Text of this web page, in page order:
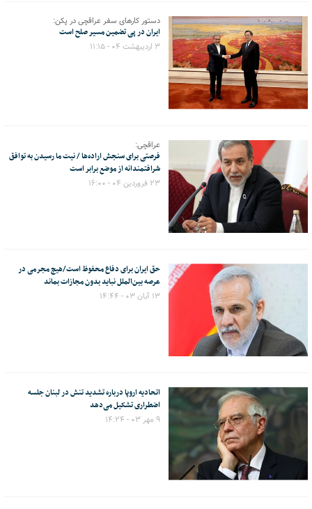
دستور کارهای سفر عراقچی در پکن:
ایران در پی تضمین مسیر صلح است
۳ اردیبهشت ۰۴ - ۱۱:۱۵
عراقچی:
فرصتی برای سنجش اراده‌ها / نیت ما رسیدن به توافق
شرافتمندانه از موضع برابر است
۲۳ فروردین ۰۴ - ۱۶:۰۰
حق ایران برای دفاع محفوظ است/هیچ مجرمی در
عرصه بین‌الملل نباید بدون مجازات بماند
۱۳ آبان ۰۳ - ۱۴:۴۴
اتحادیه اروپا درباره تشدید تنش در لبنان جلسه
اضطراری تشکیل می‌دهد
۹ مهر ۰۳ - ۱۴:۲۴